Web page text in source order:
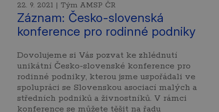
22. 9. 2021 | Tým AMSP ČR
Záznam: Česko-slovenská
konference pro rodinné podniky
Dovolujeme si Vás pozvat ke zhlédnutí
unikátní Česko-slovenské konference pro
rodinné podniky, kterou jsme uspořádali ve
spolupráci se Slovenskou asociací malých a
středních podniků a živnostníků. V rámci
konference se můžete těšit na řadu